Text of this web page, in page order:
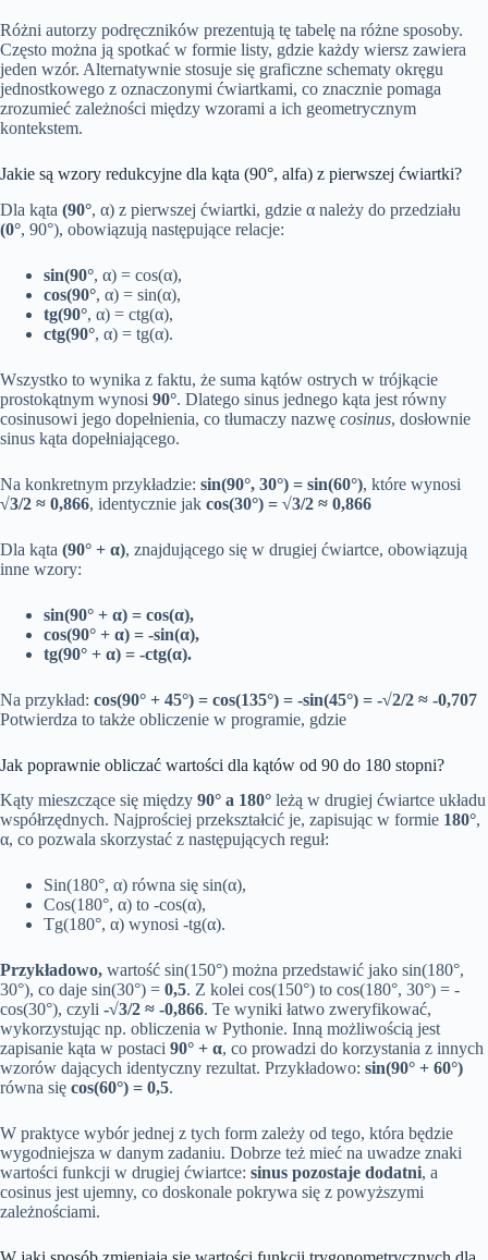
Różni autorzy podręczników prezentują tę tabelę na różne sposoby.
Często można ją spotkać w formie listy, gdzie każdy wiersz zawiera
jeden wzór. Alternatywnie stosuje się graficzne schematy okręgu
jednostkowego z oznaczonymi ćwiartkami, co znacznie pomaga
zrozumieć zależności między wzorami a ich geometrycznym
kontekstem.
Jakie są wzory redukcyjne dla kąta (90°, alfa) z pierwszej ćwiartki?
Dla kąta (90°, α) z pierwszej ćwiartki, gdzie α należy do przedziału
(0°, 90°), obowiązują następujące relacje:
sin(90°, α) = cos(α),
cos(90°, α) = sin(α),
tg(90°, α) = ctg(α),
ctg(90°, α) = tg(α).
Wszystko to wynika z faktu, że suma kątów ostrych w trójkącie
prostokątnym wynosi 90°. Dlatego sinus jednego kąta jest równy
cosinusowi jego dopełnienia, co tłumaczy nazwę cosinus, dosłownie
sinus kąta dopełniającego.
Na konkretnym przykładzie: sin(90°, 30°) = sin(60°), które wynosi
√3/2 ≈ 0,866, identycznie jak cos(30°) = √3/2 ≈ 0,866
Dla kąta (90° + α), znajdującego się w drugiej ćwiartce, obowiązują
inne wzory:
sin(90° + α) = cos(α),
cos(90° + α) = -sin(α),
tg(90° + α) = -ctg(α).
Na przykład: cos(90° + 45°) = cos(135°) = -sin(45°) = -√2/2 ≈ -0,707
Potwierdza to także obliczenie w programie, gdzie
Jak poprawnie obliczać wartości dla kątów od 90 do 180 stopni?
Kąty mieszczące się między 90° a 180° leżą w drugiej ćwiartce układu
współrzędnych. Najprościej przekształcić je, zapisując w formie 180°,
α, co pozwala skorzystać z następujących reguł:
Sin(180°, α) równa się sin(α),
Cos(180°, α) to -cos(α),
Tg(180°, α) wynosi -tg(α).
Przykładowo, wartość sin(150°) można przedstawić jako sin(180°,
30°), co daje sin(30°) = 0,5. Z kolei cos(150°) to cos(180°, 30°) = -
cos(30°), czyli -√3/2 ≈ -0,866. Te wyniki łatwo zweryfikować,
wykorzystując np. obliczenia w Pythonie. Inną możliwością jest
zapisanie kąta w postaci 90° + α, co prowadzi do korzystania z innych
wzorów dających identyczny rezultat. Przykładowo: sin(90° + 60°)
równa się cos(60°) = 0,5.
W praktyce wybór jednej z tych form zależy od tego, która będzie
wygodniejsza w danym zadaniu. Dobrze też mieć na uwadze znaki
wartości funkcji w drugiej ćwiartce: sinus pozostaje dodatni, a
cosinus jest ujemny, co doskonale pokrywa się z powyższymi
zależnościami.